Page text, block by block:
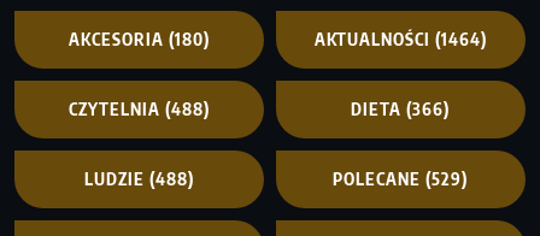
AKCESORIA (180) AKTUALNOŚCI (1464)
CZYTELNIA (488) DIETA (366)
LUDZIE (488) POLECANE (529)